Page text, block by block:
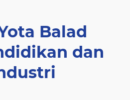
Balad
dan